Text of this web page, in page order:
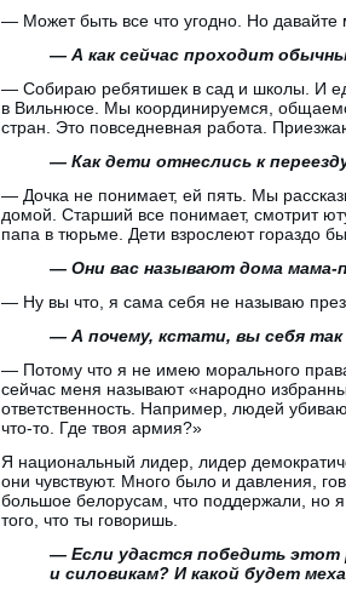
— Может быть все что угодно. Но
— А как сейчас проходит
— Собираю ребятишек в сад и школы. И
в Вильнюсе. Мы координируемся,
стран. Это повседневная работа.
— Как дети отнеслись к
— Дочка не понимает, ей пять. Мы
домой. Старший все понимает, смотрит
папа в тюрьме. Дети взрослеют гораздо
— Они вас называют дома мама-
— Ну вы что, я сама себя не называю
— А почему, кстати, вы себя так
— Потому что я не имею морального
сейчас меня называют «народно
ответственность. Например, людей
что-то. Где твоя армия?»
Я национальный лидер, лидер
они чувствуют. Много было и давления,
большое белорусам, что поддержали, но
того, что ты говоришь.
— Если удастся победить
и силовикам? И какой будет